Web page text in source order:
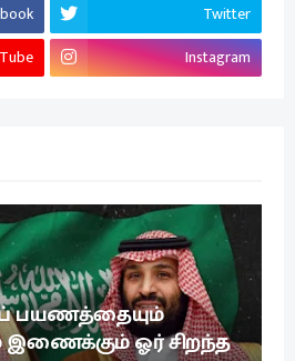
Twitter
Instagram
பயணத்தையும்
இணைக்கும் ஓர் சிறந்த